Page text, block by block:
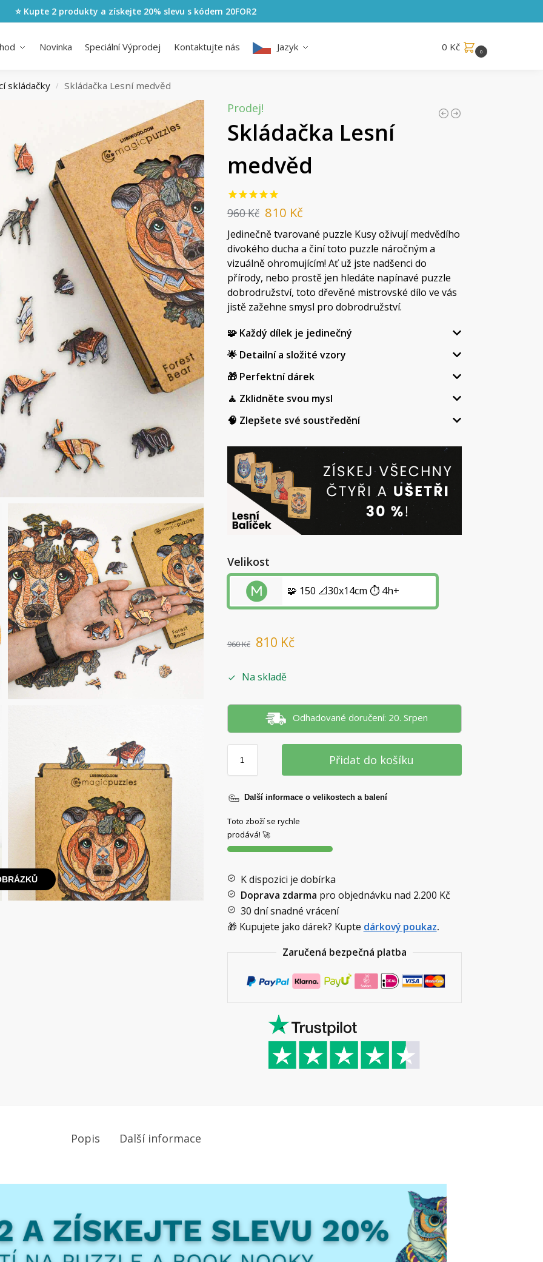
⭐ Kupte 2 produkty a získejte 20% slevu s kódem 20FOR2
Novinka Speciální Výprodej Kontaktujte nás Jazyk 0 Kč 0
skládačky / Skládačka Lesní medvěd
Prodej!
Skládačka Lesní
medvěd
960Kč 810 Kč
Jedinečně tvarované puzzle Kusy oživují medvědího
divokého ducha a činí toto puzzle náročným a
vizuálně ohromujícím! Ať už jste nadšenci do
přírody, nebo prostě jen hledáte napínavé puzzle
dobrodružství, toto dřevěné mistrovské dílo ve vás
jistě zažehne smysl pro dobrodružství.
🧩 Každý dílek je jedinečný
🌟 Detailní a složité vzory
🎁 Perfektní dárek
🧘 Zklidněte svou mysl
🧠 Zlepšete své soustředění
Velikost
🧩 150 📐30x14cm ⏱️ 4h+
960Kč 810 Kč
Na skladě
Odhadované doručení: 20. Srpen
Přidat do košíku
Další informace o velikostech a balení
Toto zboží se rychle
prodává! 🚀
K dispozici je dobírka
Doprava zdarma pro objednávku nad 2.200 Kč
30 dní snadné vrácení
🎁 Kupujete jako dárek? Kupte dárkový poukaz.
Zaručená bezpečná platba
Popis Další informace